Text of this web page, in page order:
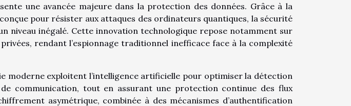
une avancée majeure dans la protection des données. Grâce à la
pour résister aux attaques des ordinateurs quantiques, la sécurité
niveau inégalé. Cette innovation technologique repose notamment sur
rendant l’espionnage traditionnel inefficace face à la complexité
moderne exploitent l’intelligence artificielle pour optimiser la détection
de communication, tout en assurant une protection continue des flux
asymétrique, combinée à des mécanismes d’authentification